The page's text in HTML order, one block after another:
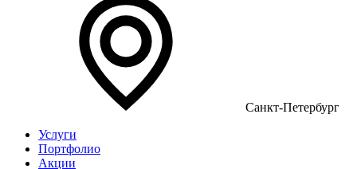
Санкт-Петербург
Услуги
Портфолио
Акции